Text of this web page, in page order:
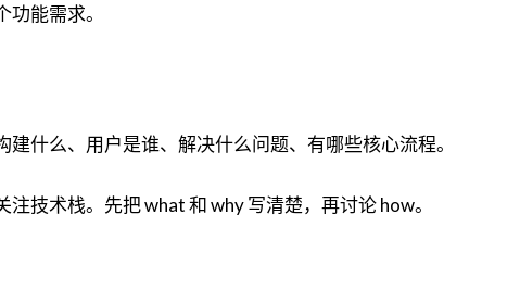
能需求。
什么、用户是谁、解决什么问题、有哪些核心流程。
技术栈。先把 what 和 why 写清楚，再讨论 how。